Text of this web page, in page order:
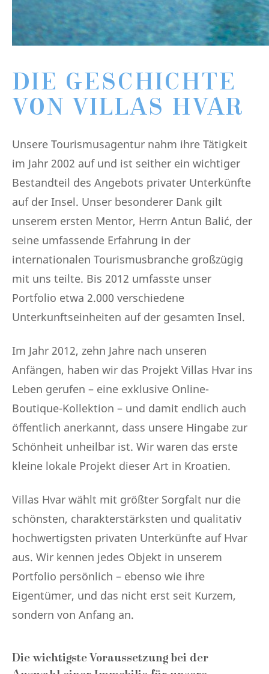
DIE GESCHICHTE
VON VILLAS HVAR
Unsere Tourismusagentur nahm ihre Tätigkeit
im Jahr 2002 auf und ist seither ein wichtiger
Bestandteil des Angebots privater Unterkünfte
auf der Insel. Unser besonderer Dank gilt
unserem ersten Mentor, Herrn Antun Balić, der
seine umfassende Erfahrung in der
internationalen Tourismusbranche großzügig
mit uns teilte. Bis 2012 umfasste unser
Portfolio etwa 2.000 verschiedene
Unterkunftseinheiten auf der gesamten Insel.
Im Jahr 2012, zehn Jahre nach unseren
Anfängen, haben wir das Projekt Villas Hvar ins
Leben gerufen – eine exklusive Online-
Boutique-Kollektion – und damit endlich auch
öffentlich anerkannt, dass unsere Hingabe zur
Schönheit unheilbar ist. Wir waren das erste
kleine lokale Projekt dieser Art in Kroatien.
Villas Hvar wählt mit größter Sorgfalt nur die
schönsten, charakterstärksten und qualitativ
hochwertigsten privaten Unterkünfte auf Hvar
aus. Wir kennen jedes Objekt in unserem
Portfolio persönlich – ebenso wie ihre
Eigentümer, und das nicht erst seit Kurzem,
sondern von Anfang an.
Die wichtigste Voraussetzung bei der